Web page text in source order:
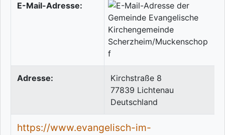
E-Mail-Adresse:
Adresse:
Kirchstraße 8
77839 Lichtenau
Deutschland
https://www.evangelisch-im-